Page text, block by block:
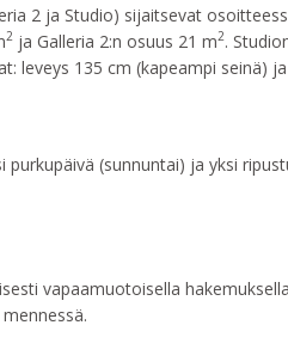
2 ja Studio) sijaitsevat
2 ja Galleria 2:n osuus 21 m2.
leveys 135 cm (kapeampi seinä)
(sunnuntai) ja yksi
vapaamuotoisella